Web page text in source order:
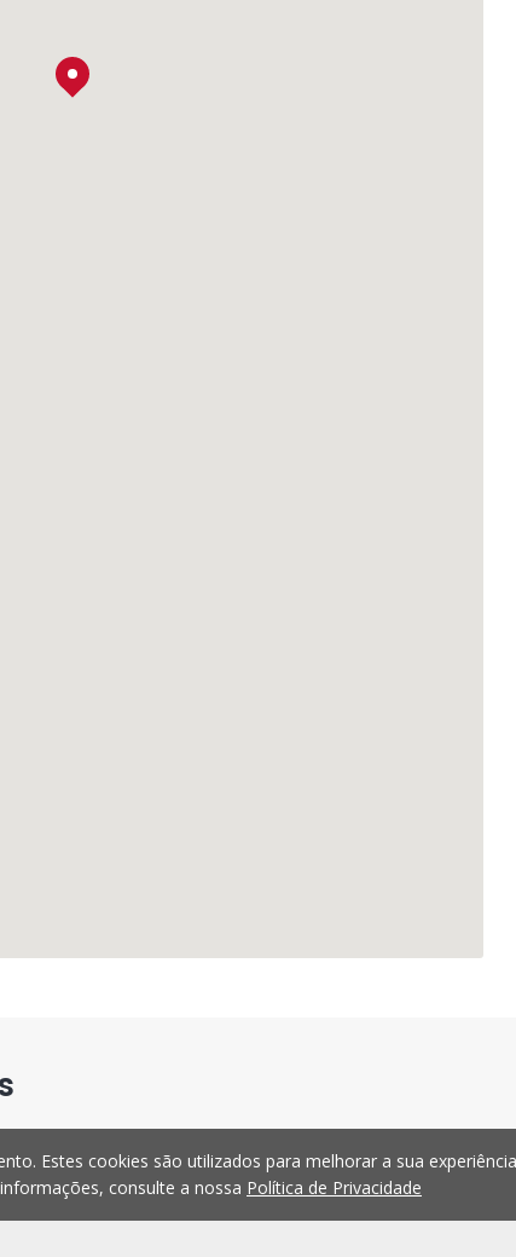
Estes cookies são utilizados para melhorar a sua
consulte a nossa Política de Privacidade